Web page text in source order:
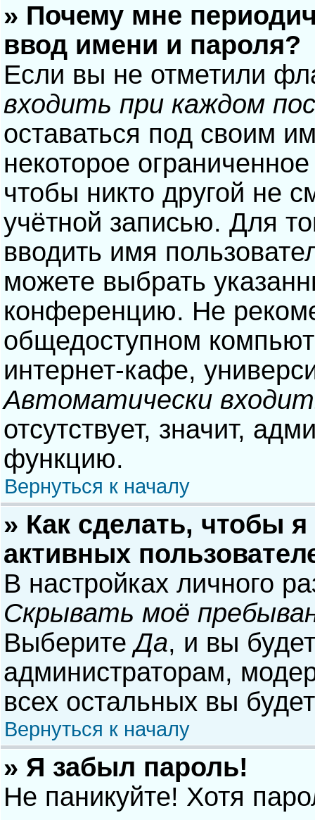
» Почему мне
ввод имени и пароля?
Если вы не отметили
входить при каждом
оставаться под своим
некоторое
чтобы никто другой не
учётной записью. Для
вводить имя
можете выбрать
конференцию. Не
общедоступном
интернет-кафе,
Автоматически
отсутствует, значит,
функцию.
Вернуться к началу
» Как сделать, чтобы
активных
В настройках личного
Скрывать моё
ВыберитеДа, и вы
администраторам,
всех остальных вы
Вернуться к началу
» Я забыл пароль!
Не паникуйте! Хотя